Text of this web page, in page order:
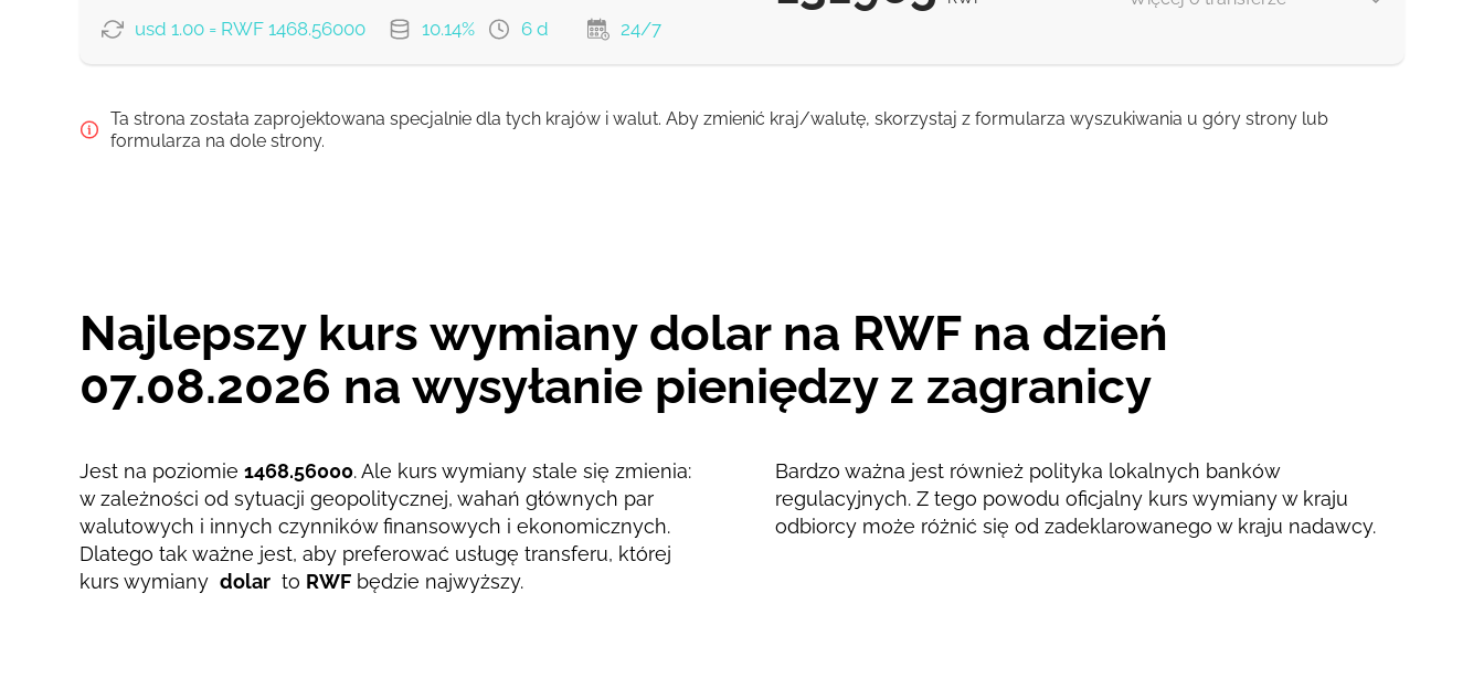
usd 1.00 = RWF 1468.56000 10.14% 6 d 24/7
Zapłać kartą 131965
Ta strona została zaprojektowana specjalnie dla tych krajów i walut. Aby zmienić kraj/walutę, skorzystaj z formularza wyszukiwania u góry strony lub
formularza na dole strony.
Najlepszy kurs wymiany dolar na RWF na dzień
07.08.2026 na wysyłanie pieniędzy z zagranicy
Jest na poziomie 1468.56000. Ale kurs wymiany stale się zmienia:
w zależności od sytuacji geopolitycznej, wahań głównych par
walutowych i innych czynników finansowych i ekonomicznych.
Dlatego tak ważne jest, aby preferować usługę transferu, której
kurs wymiany dolar to RWF będzie najwyższy.
Bardzo ważna jest również polityka lokalnych banków
regulacyjnych. Z tego powodu oficjalny kurs wymiany w kraju
odbiorcy może różnić się od zadeklarowanego w kraju nadawcy.